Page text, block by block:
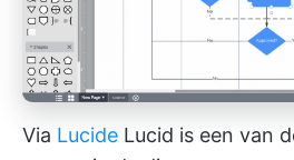
Via Lucide Lucid is een van